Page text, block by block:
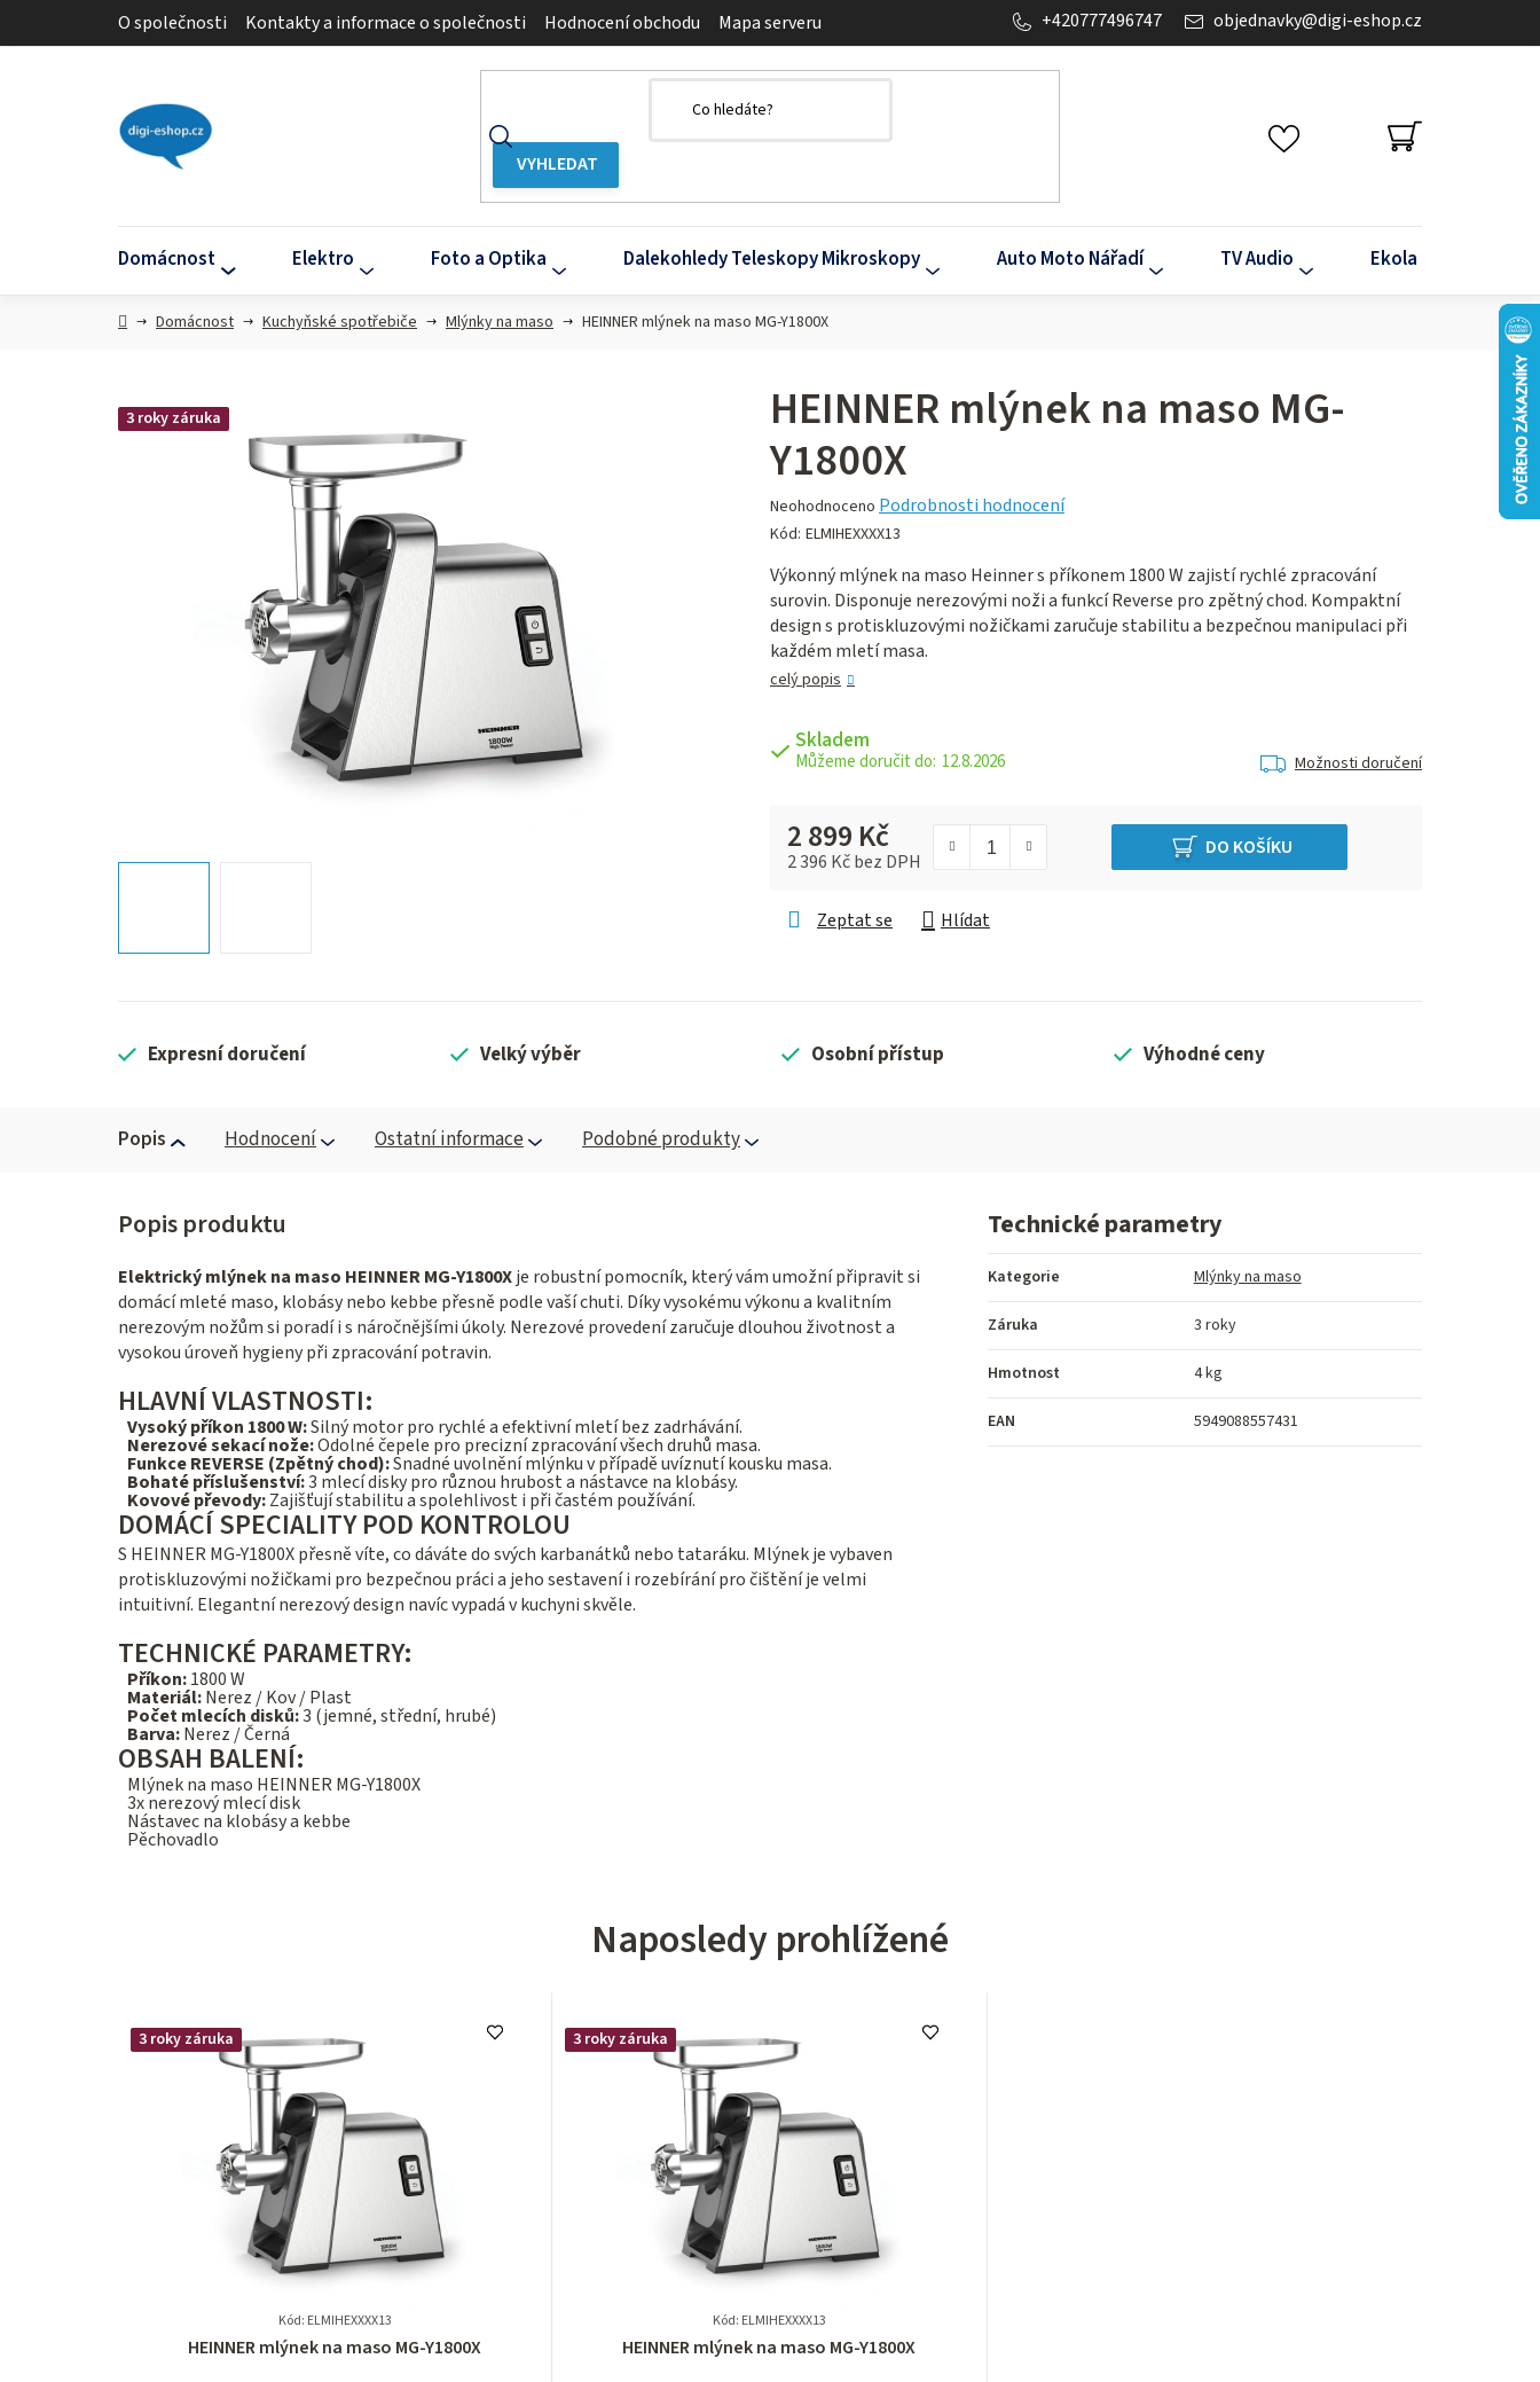
O společnosti Kontakty a informace o společnosti Hodnocení obchodu Mapa serveru objednavky@digi-eshop.cz
+420777496747
NÁKUPNÍ
KOŠÍK
Domácnost Elektro Foto a Optika Dalekohledy Teleskopy Mikroskopy Auto Moto Nářadí TV Audio Ekola
DomůDomácnost Kuchyňské spotřebiče Mlýnky na maso HEINNER mlýnek na maso MG-Y1800X
HEINNER mlýnek na maso MG-
Y1800X
Průměrné
hodnocení
je
0,0
z 5
hvězdiček.
Neohodnoceno Podrobnosti hodnocení
Kód: ELMIHEXXXX13
Výkonný mlýnek na maso Heinner s příkonem 1800 W zajistí rychlé zpracování
surovin. Disponuje nerezovými noži a funkcí Reverse pro zpětný chod. Kompaktní
design s protiskluzovými nožičkami zaručuje stabilitu a bezpečnou manipulaci při
každém mletí masa.
celý popis
Skladem
12.8.2026 Možnosti doručení
2 899 Kč
2 396 Kč bez DPH
DO KOŠÍKU
Zeptat se Hlídat
3 roky záruka
Expresní doručení Velký výběr Osobní přístup Výhodné ceny
Popis Hodnocení Ostatní informace Podobné produkty
Elektrický mlýnek na maso HEINNER MG-Y1800Xje robustní pomocník, který vám umožní připravit si
domácí mleté maso, klobásy nebo kebbe přesně podle vaší chuti. Díky vysokému výkonu a kvalitním
nerezovým nožům si poradí i s náročnějšími úkoly. Nerezové provedení zaručuje dlouhou životnost a
vysokou úroveň hygieny při zpracování potravin.
HLAVNÍ VLASTNOSTI:
Vysoký příkon 1800 W:Silný motor pro rychlé a efektivní mletí bez zadrhávání.
Nerezové sekací nože:Odolné čepele pro precizní zpracování všech druhů masa.
Funkce REVERSE (Zpětný chod):Snadné uvolnění mlýnku v případě uvíznutí kousku masa.
Bohaté příslušenství:3 mlecí disky pro různou hrubost a nástavce na klobásy.
Kovové převody:Zajišťují stabilitu a spolehlivost i při častém používání.
DOMÁCÍ SPECIALITY POD KONTROLOU
S HEINNER MG-Y1800X přesně víte, co dáváte do svých karbanátků nebo tataráku. Mlýnek je vybaven
protiskluzovými nožičkami pro bezpečnou práci a jeho sestavení i rozebírání pro čištění je velmi
intuitivní. Elegantní nerezový design navíc vypadá v kuchyni skvěle.
TECHNICKÉ PARAMETRY:
Příkon:1800 W
Materiál:Nerez / Kov / Plast
Počet mlecích disků:3 (jemné, střední, hrubé)
Barva:Nerez / Černá
OBSAH BALENÍ:
Mlýnek na maso HEINNER MG-Y1800X
3x nerezový mlecí disk
Nástavec na klobásy a kebbe
Pěchovadlo
Technické parametry
Kategorie Mlýnky na maso
Záruka 3 roky
Hmotnost 4 kg
EAN 5949088557431
Naposledy prohlížené
3 roky záruka
Kód: ELMIHEXXXX13
Průměrné
HEINNER mlýnek na maso MG-Y1800X
3 roky záruka
Kód: ELMIHEXXXX13
Průměrné
HEINNER mlýnek na maso MG-Y1800X